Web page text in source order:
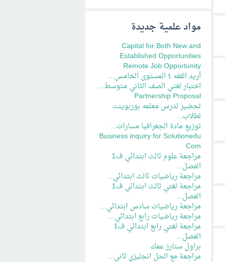
مواد علمية جديدة
Capital for Both New and
Established Opportunities
Remote Job Opportunity
أريد القفه ٤ المستوى الخامس...
اختبار لغتي الصف الثاني متوسط...
Partnership Proposal
تحضير لدرس معلمه بوربوينت
لطلاب...
توزيع مادة الجغرافيا مسارات...
Business inquiry for Solutionedu
Com
مراجعة علوم ثالث ابتدائي ف1
الفصل...
مراجعة رياضيات ثالث ابتدائي...
مراجعة لغتي ثالث ابتدائي ف1
الفصل...
مراجعة رياضيات سادس ابتدائي...
مراجعة رياضيات رابع ابتدائي...
مراجعة لغتي رابع ابتدائي ف1
الفصل...
براول ستارز عمك
مراجعة مع الحل انجليزي ثاني...